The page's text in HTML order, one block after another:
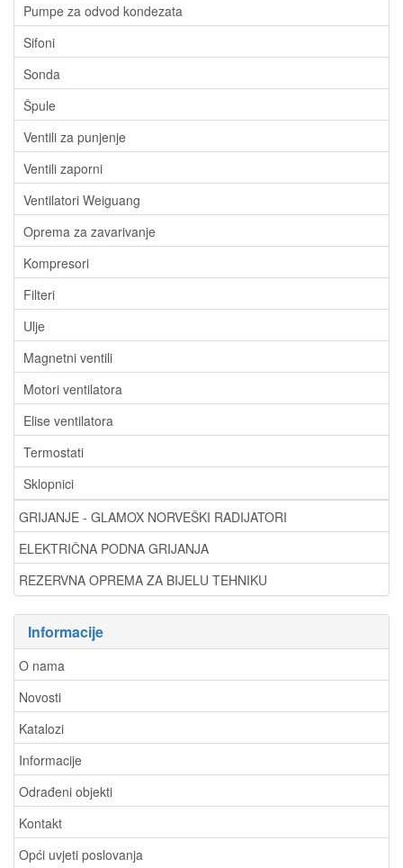
Pumpe za odvod kondezata
Sifoni
Sonda
Špule
Ventili za punjenje
Ventili zaporni
Ventilatori Weiguang
Oprema za zavarivanje
Kompresori
Filteri
Ulje
Magnetni ventili
Motori ventilatora
Elise ventilatora
Termostati
Sklopnici
GRIJANJE - GLAMOX NORVEŠKI RADIJATORI
ELEKTRIČNA PODNA GRIJANJA
REZERVNA OPREMA ZA BIJELU TEHNIKU
Informacije
O nama
Novosti
Katalozi
Informacije
Odrađeni objekti
Kontakt
Opći uvjeti poslovanja